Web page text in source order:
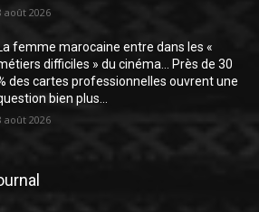
août 2026
La femme marocaine entre dans les «
difficiles » du cinéma… Près de 30
des cartes professionnelles ouvrent une
bien plus...
août 2026